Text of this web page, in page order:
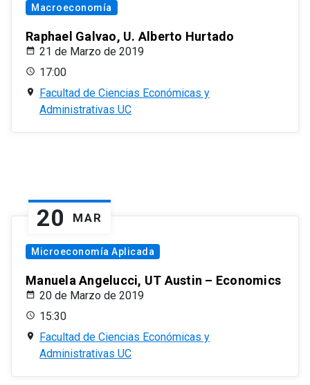
Macroeconomía
Raphael Galvao, U. Alberto Hurtado
21 de Marzo de 2019
17:00
Facultad de Ciencias Económicas y
Administrativas UC
20 MAR
Microeconomía Aplicada
Manuela Angelucci, UT Austin – Economics
20 de Marzo de 2019
15:30
Facultad de Ciencias Económicas y
Administrativas UC